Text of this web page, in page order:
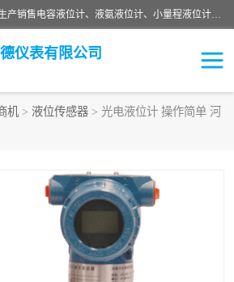
河南福瑞德仪表有限公司是生产销售电容液位计、液氨液位计、小量程液位计定制、智能锅炉水位计、液氮液位计等；并在产品开发、研制的过程中，吸取国内外仪器仪表的技术精华，建立了一支高、精、尖的科研开发队伍，使产品性能不断升级。
仪表有限公司
机 > 液位传感器 > 光电液位计 操作简单 河
流量传感器
液氮液位计
液位计传感器定制